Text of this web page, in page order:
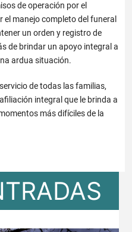
de operación por el
manejo completo del funeral
un orden y registro de
de brindar un apoyo integral a
ardua situación.
de todas las familias,
integral que le brinda a
más difíciles de la